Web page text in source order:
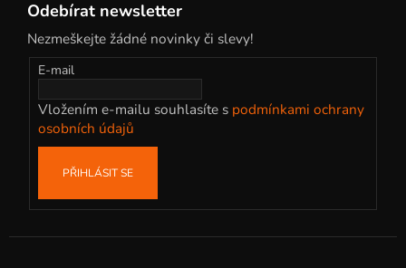
Odebírat newsletter
Nezmeškejte žádné novinky či slevy!
E-mail
Vložením e-mailu souhlasíte s podmínkami ochrany
osobních údajů
PŘIHLÁSIT SE